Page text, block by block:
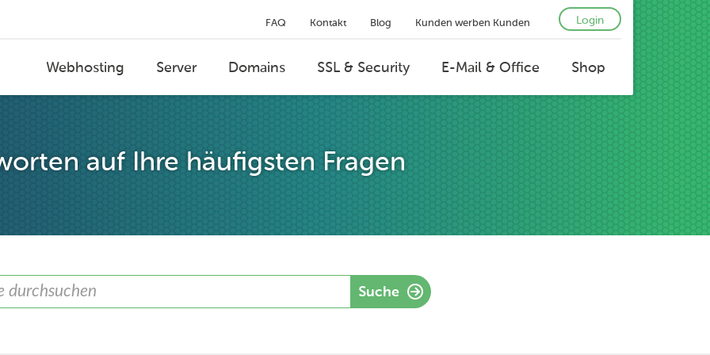
FAQ Kontakt Blog Kunden werben Kunden Login
Webhosting Server Domains SSL & Security E-Mail & Office Shop
auf Ihre häufigsten Fragen
Suche